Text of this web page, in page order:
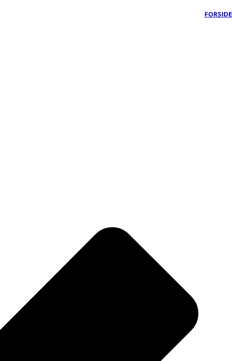
FORSIDE